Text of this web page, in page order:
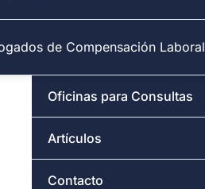
de Compensación Laboral
Oficinas para Consultas
Artículos
Contacto